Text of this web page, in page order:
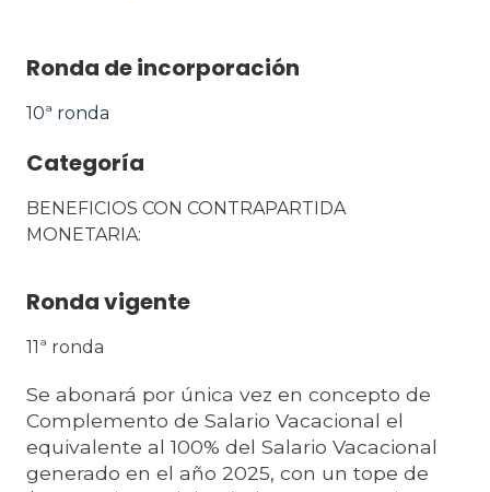
Ronda de incorporación
10ª ronda
Categoría
BENEFICIOS CON CONTRAPARTIDA
MONETARIA
Ronda vigente
11ª ronda
Se abonará por única vez en concepto de
Complemento de Salario Vacacional el
equivalente al 100% del Salario Vacacional
generado en el año 2025, con un tope de